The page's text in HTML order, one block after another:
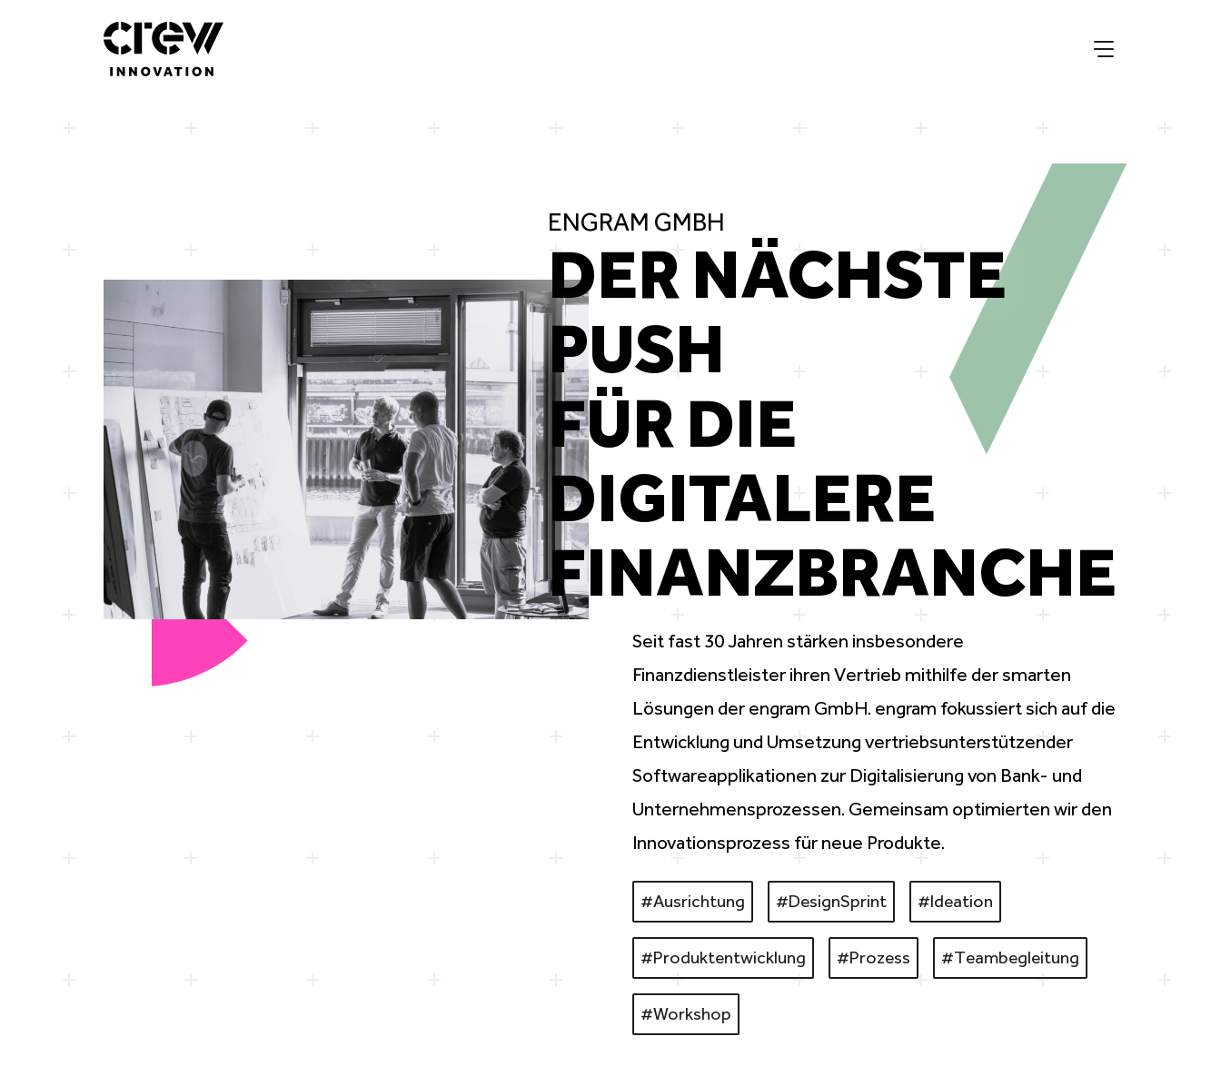
ENGRAM GMBH
DER NÄCHSTE
PUSH
FÜR DIE
DIGITALERE
FINANZBRANCHE
Seit fast 30 Jahren stärken insbesondere
Finanzdienstleister ihren Vertrieb mithilfe der smarten
Lösungen der engram GmbH. engram fokussiert sich auf die
Entwicklung und Umsetzung vertriebsunterstützender
Softwareapplikationen zur Digitalisierung von Bank- und
Unternehmensprozessen. Gemeinsam optimierten wir den
Innovationsprozess für neue Produkte.
#Ausrichtung #DesignSprint #Ideation
#Produktentwicklung #Prozess #Teambegleitung
#Workshop